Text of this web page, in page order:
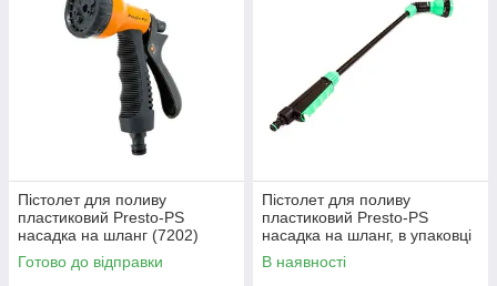
Пістолет для поливу
пластиковий Presto-PS
насадка на шланг (7202)
Готово до відправки
Пістолет для поливу
пластиковий Presto-PS
насадка на шланг, в упаковці
- 1 шт. (4444)
В наявності